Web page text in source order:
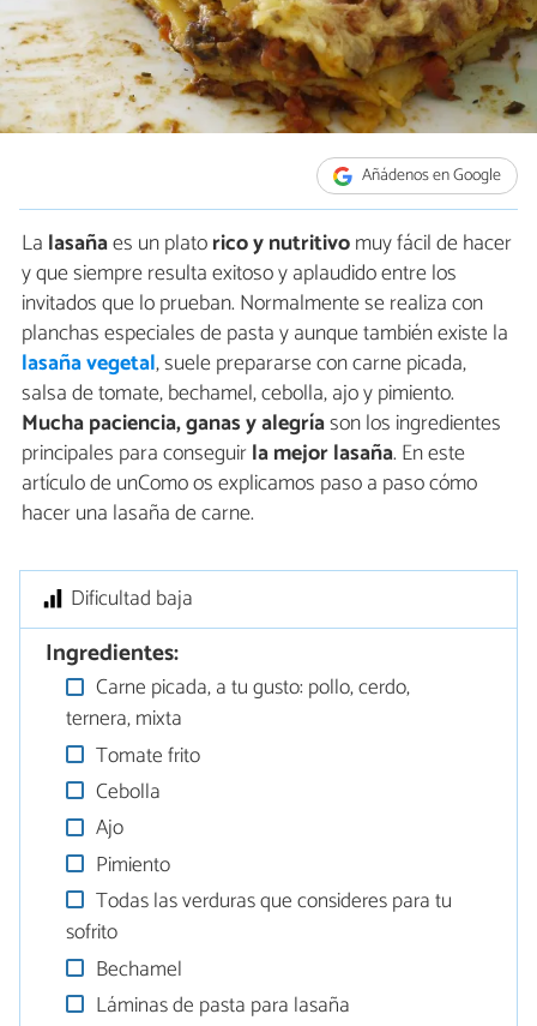
Añádenos en Google
La lasañaes un platorico y nutritivomuy fácil de hacer
y que siempre resulta exitoso y aplaudido entre los
invitados que lo prueban. Normalmente se realiza con
planchas especiales de pasta y aunque también existe la
lasaña vegetal, suele prepararse con carne picada,
salsa de tomate, bechamel, cebolla, ajo y pimiento.
Mucha paciencia, ganas y alegríason los ingredientes
principales para conseguirla mejor lasaña. En este
artículo de unComo os explicamos paso a paso cómo
hacer una lasaña de carne.
Dificultad baja
Ingredientes:
Carne picada, a tu gusto: pollo, cerdo,
ternera, mixta
Tomate frito
Cebolla
Ajo
Pimiento
Todas las verduras que consideres para tu
sofrito
Bechamel
Láminas de pasta para lasaña